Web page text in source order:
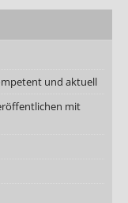
und aktuell
mit